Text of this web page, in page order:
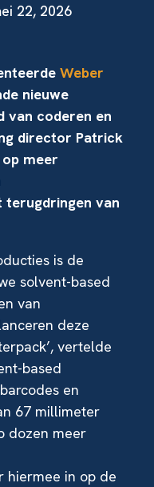
22, 2026
Weber
nieuwe
van coderen en
director Patrick
meer
terugdringen van
is de
solvent-based
van
deze
vertelde
based
en
67 millimeter
dozen meer
hiermee in op de